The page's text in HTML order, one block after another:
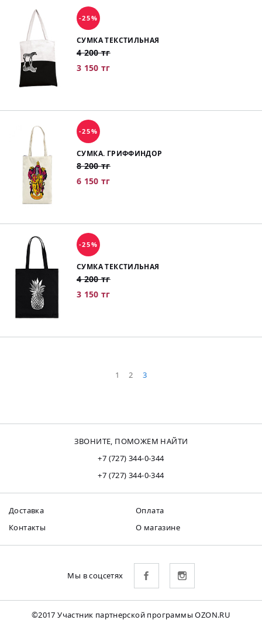
-25%
СУМКА ТЕКСТИЛЬНАЯ
4 200 тг
3 150 тг
-25%
СУМКА. ГРИФФИНДОР
8 200 тг
6 150 тг
-25%
СУМКА ТЕКСТИЛЬНАЯ
4 200 тг
3 150 тг
1 2 3
ЗВОНИТЕ, ПОМОЖЕМ НАЙТИ
+7 (727) 344-0-344
+7 (727) 344-0-344
Доставка
Оплата
Контакты
О магазине
Мы в соцсетях
©2017 Участник партнерской программы OZON.RU